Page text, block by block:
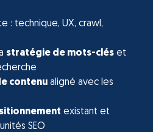
: technique, UX, crawl,
stratégie de mots-cléset
contenualigné avec les
existant et
SEO